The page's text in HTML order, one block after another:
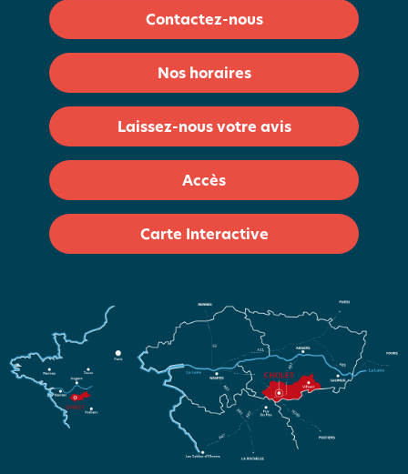
Contactez-nous
Nos horaires
Laissez-nous votre avis
Accès
Carte Interactive